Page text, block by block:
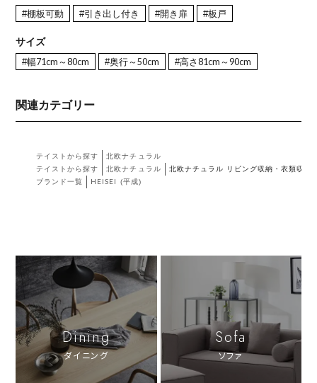
#棚板可動 #引き出し付き #開き扉 #板戸
サイズ
#幅71cm～80cm #奥行～50cm #高さ81cm～90cm
関連カテゴリー
テイストから探す
北欧ナチュラル
テイストから探す
北欧ナチュラル
北欧ナチュラル リビング収納・衣類収納
ブランド一覧
HEISEI (平成)
Dining
ダイニング
Sofa
ソファ